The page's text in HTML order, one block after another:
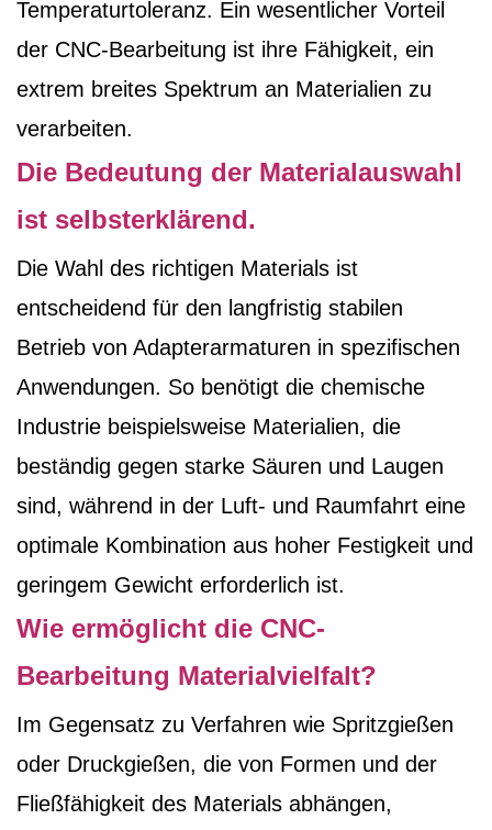
Temperaturtoleranz. Ein wesentlicher Vorteil
der CNC-Bearbeitung ist ihre Fähigkeit, ein
extrem breites Spektrum an Materialien zu
verarbeiten.
Die Bedeutung der Materialauswahl
ist selbsterklärend.
Die Wahl des richtigen Materials ist
entscheidend für den langfristig stabilen
Betrieb von Adapterarmaturen in spezifischen
Anwendungen. So benötigt die chemische
Industrie beispielsweise Materialien, die
beständig gegen starke Säuren und Laugen
sind, während in der Luft- und Raumfahrt eine
optimale Kombination aus hoher Festigkeit und
geringem Gewicht erforderlich ist.
Wie ermöglicht die CNC-
Bearbeitung Materialvielfalt?
Im Gegensatz zu Verfahren wie Spritzgießen
oder Druckgießen, die von Formen und der
Fließfähigkeit des Materials abhängen,